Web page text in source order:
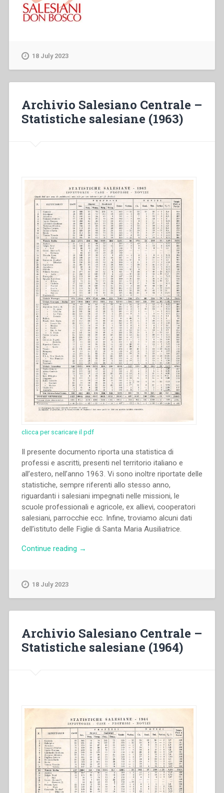
18 July 2023
Archivio Salesiano Centrale –
Statistiche salesiane (1963)
clicca per scaricare il pdf
Il presente documento riporta una statistica di
professi e ascritti, presenti nel territorio italiano e
all’estero, nell’anno 1963. Vi sono inoltre riportate delle
statistiche, sempre riferenti allo stesso anno,
riguardanti i salesiani impegnati nelle missioni, le
scuole professionali e agricole, ex allievi, cooperatori
salesiani, parrocchie ecc. Infine, troviamo alcuni dati
dell’istituto delle Figlie di Santa Maria Ausiliatrice.
Continue reading “Archivio
→
18 July 2023
Archivio Salesiano Centrale –
Statistiche salesiane (1964)